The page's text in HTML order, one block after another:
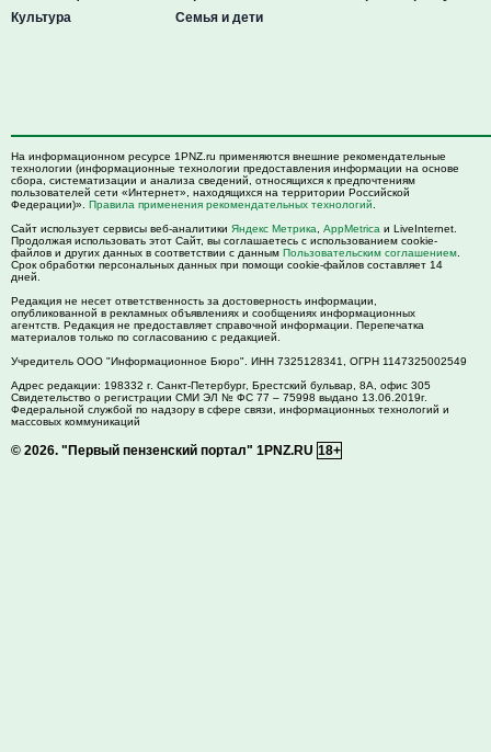
Культура
Семья и дети
На информационном ресурсе 1PNZ.ru применяются внешние рекомендательные
технологии (информационные технологии предоставления информации на основе
сбора, систематизации и анализа сведений, относящихся к предпочтениям
пользователей сети «Интернет», находящихся на территории Российской
Федерации)». Правила применения рекомендательных технологий
Сайт использует сервисы веб-аналитики Яндекс Метрика AppMetrica и LiveInternet.
Продолжая использовать этот Сайт, вы соглашаетесь с использованием cookie-
файлов и других данных в соответствии с данным Пользовательским соглашением
Срок обработки персональных данных при помощи cookie-файлов составляет 14
дней.
Редакция не несет ответственность за достоверность информации,
опубликованной в рекламных объявлениях и сообщениях информационных
агентств. Редакция не предоставляет справочной информации. Перепечатка
материалов только по согласованию с редакцией.
Учредитель ООО "Информационное Бюро". ИНН 7325128341, ОГРН 1147325002549
Адрес редакции: 198332 г. Санкт-Петербург, Брестский бульвар, 8А, офис 305
Свидетельство о регистрации СМИ ЭЛ № ФС 77 – 75998 выдано 13.06.2019г.
Федеральной службой по надзору в сфере связи, информационных технологий и
массовых коммуникаций
© 2026. "Первый пензенский портал" 1PNZ.RU 18+